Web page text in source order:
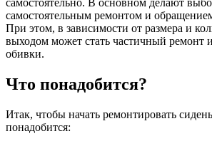
самостоятельным ремонтом и
При этом, в зависимости от размера и
выходом может стать частичный ремонт
обивки.
Что понадобится?
Итак, чтобы начать ремонтировать
понадобится: